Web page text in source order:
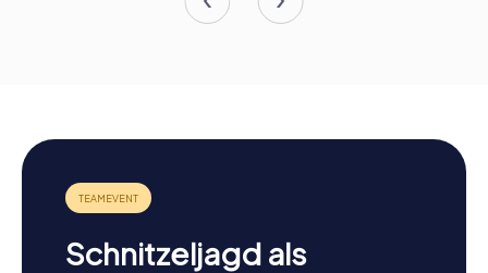
Schnitzeljagd als